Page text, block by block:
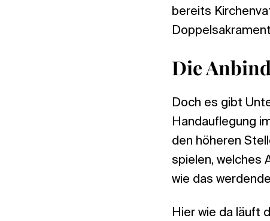
bereits
Die
Doch es gibt
Handauflegung
den höheren
spielen, welches
wie das
Hier wie da läuft